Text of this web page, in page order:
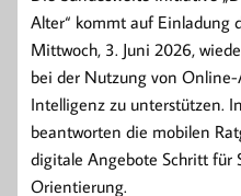
Alter“ kommt auf Einladung
Mittwoch, 3. Juni 2026,
bei der Nutzung von
Intelligenz zu unterstützen.
beantworten die mobilen
digitale Angebote Schritt für
Orientierung.